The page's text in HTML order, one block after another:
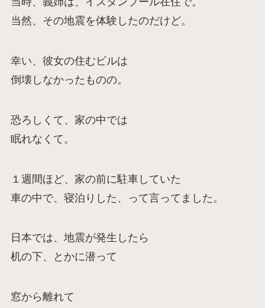
当然、その地震を体験したのだけど。
幸い、彼女の住むビルは
倒壊しなかったものの。
恐ろしくて、家の中では
眠れなくて。
１週間ほど、家の前に駐車していた
車の中で、寝泊りした、って言ってました。
日本では、地震が発生したら
机の下、とかに潜って
窓から離れて